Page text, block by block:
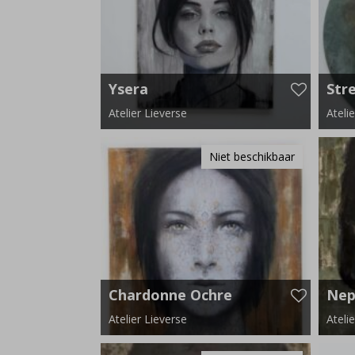
Ysera
Atelier Lieverse
180
Niet beschikbaar
Chardonne Ochre
Atelier Lieverse
110 cm x 110 cm
vert